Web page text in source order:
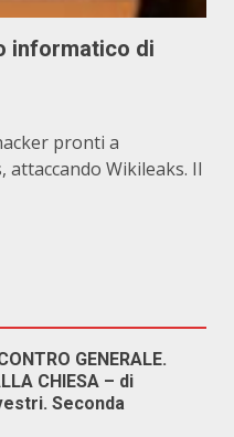
informatico di
pronti a
Wikileaks. Il
GENERALE.
CHIESA – di
Seconda